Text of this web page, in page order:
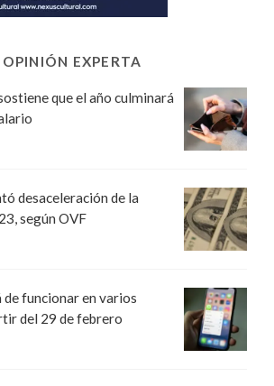
OPINIÓN EXPERTA
que el año culminará
desaceleración de la
según OVF
funcionar en varios
del 29 de febrero